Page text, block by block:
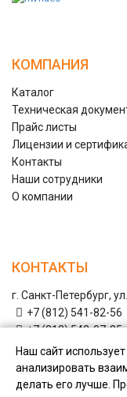
КОМПАНИЯ
Каталог
Техническая
Прайс листы
Лицензии и
Контакты
Наши сотрудники
О компании
КОНТАКТЫ
г. Санкт-Петербург,
+7 (812) 541-82-56
+7 (812) 542-07-85
+7 (812) 380-40-47
+7 (812) 380-41-39
Email:shop@nwflues.ru
Наш сайт использует
анализировать
делать его лучше.